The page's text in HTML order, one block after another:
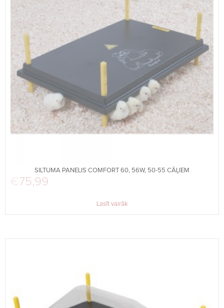
SILTUMA PANELIS COMFORT 60, 56W, 50-55 CĀĻIEM
€75,99
Lasīt vairāk